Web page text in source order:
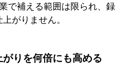
で補える範囲は限られ、録
がりません。
りを何倍にも高める